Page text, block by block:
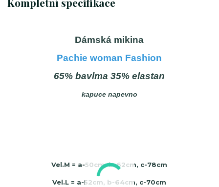
Dámská mikina
Pachie woman Fashion
65% bavlma 35% elastan
kapuce napevno
Vel.M = a-50cm, b-62cm, c-78cm
Vel.L = a-52cm, b-64cm, c-70cm